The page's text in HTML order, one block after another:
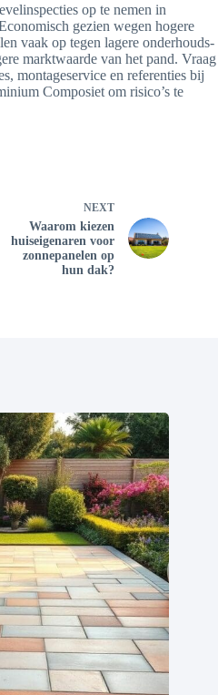
op te nemen in
gezien wegen hogere
vaak op tegen lagere onderhouds-
marktwaarde van het pand. Vraag
montageservice en referenties bij
Composiet om risico’s te
NEXT
Waarom kiezen
huiseigenaren voor
zonnepanelen op
hun dak?